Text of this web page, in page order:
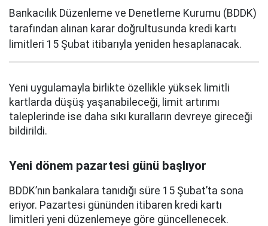
Bankacılık Düzenleme ve Denetleme Kurumu (BDDK)
tarafından alınan karar doğrultusunda kredi kartı
limitleri 15 Şubat itibarıyla yeniden hesaplanacak.
Yeni uygulamayla birlikte özellikle yüksek limitli
kartlarda düşüş yaşanabileceği, limit artırımı
taleplerinde ise daha sıkı kuralların devreye gireceği
bildirildi.
Yeni dönem pazartesi günü başlıyor
BDDK’nın bankalara tanıdığı süre 15 Şubat’ta sona
eriyor. Pazartesi gününden itibaren kredi kartı
limitleri yeni düzenlemeye göre güncellenecek.